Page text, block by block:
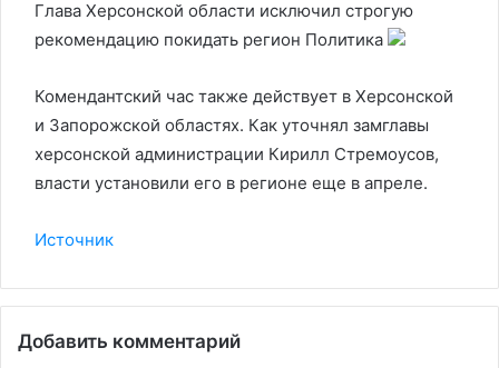
Глава Херсонской области исключил строгую
рекомендацию покидать регион Политика
Комендантский час также действует в Херсонской
и Запорожской областях. Как уточнял замглавы
херсонской администрации Кирилл Стремоусов,
власти установили его в регионе еще в апреле.
Источник
Добавить комментарий